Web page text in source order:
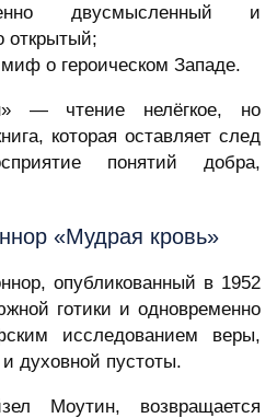
двусмысленный и
открытый;
о героическом Западе.
— чтение нелёгкое, но
которая оставляет след
понятий добра,
«Мудрая кровь»
опубликованный в 1952
готики и одновременно
исследованием веры,
духовной пустоты.
Моутин, возвращается